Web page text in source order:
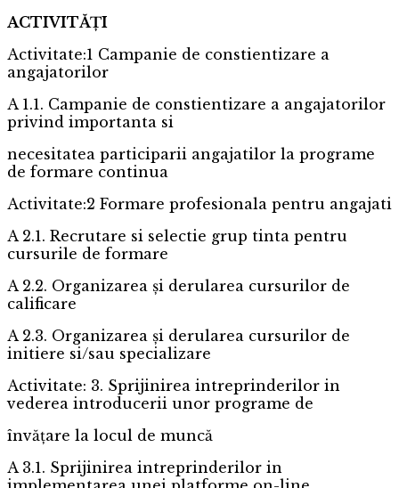
ACTIVITĂȚI
Activitate:1 Campanie de constientizare a
angajatorilor
A 1.1. Campanie de constientizare a angajatorilor
privind importanta si
necesitatea participarii angajatilor la programe
de formare continua
Activitate:2 Formare profesionala pentru angajati
A 2.1. Recrutare si selectie grup tinta pentru
cursurile de formare
A 2.2. Organizarea și derularea cursurilor de
calificare
A 2.3. Organizarea și derularea cursurilor de
initiere si/sau specializare
Activitate: 3. Sprijinirea intreprinderilor in
vederea introducerii unor programe de
învățare la locul de muncă
A 3.1. Sprijinirea intreprinderilor in